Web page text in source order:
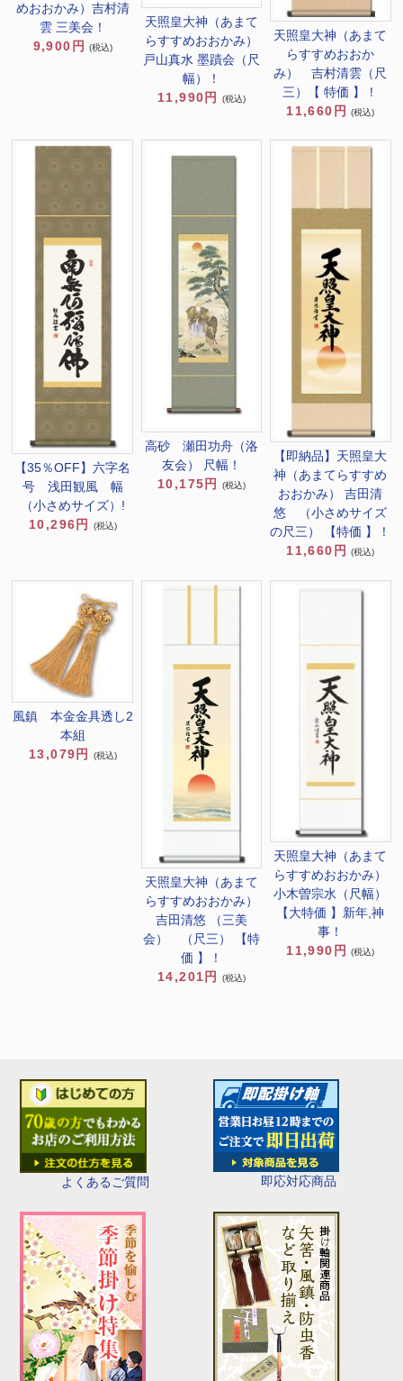
よくあるご質問 即応対応商品
めおおかみ）吉村清
雲 三美会！
9,900円
(税込)
天照皇大神（あまて
らすすめおおかみ）
戸山真水 墨蹟会（尺
幅）！
11,990円
(税込)
天照皇大神（あまて
らすすめおおか
み） 吉村清雲（尺
三）【 特価 】！
11,660円
(税込)
【35％OFF】六字名
号 浅田観風 幅
（小さめサイズ）!
10,296円
(税込)
高砂 瀬田功舟（洛
友会） 尺幅！
10,175円
(税込)
【即納品】天照皇大
神（あまてらすすめ
おおかみ） 吉田清
悠 （小さめサイズ
の尺三） 【特価 】！
11,660円
(税込)
風鎮 本金金具透し2
本組
13,079円
(税込)
天照皇大神（あまて
らすすめおおかみ）
吉田清悠 （三美
会） （尺三） 【特
価 】！
14,201円
(税込)
天照皇大神（あまて
らすすめおおかみ）
小木曽宗水（尺幅）
【大特価 】新年,神
事！
11,990円
(税込)